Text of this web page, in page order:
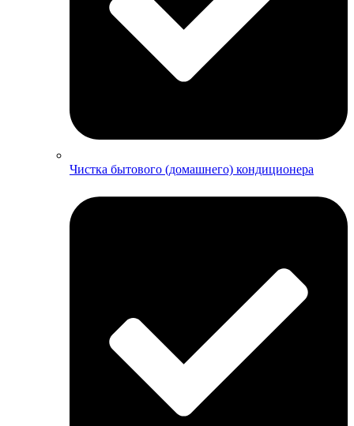
Чистка бытового (домашнего) кондиционера